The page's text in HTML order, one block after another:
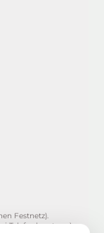
Festnetz).
Telefonberatung).